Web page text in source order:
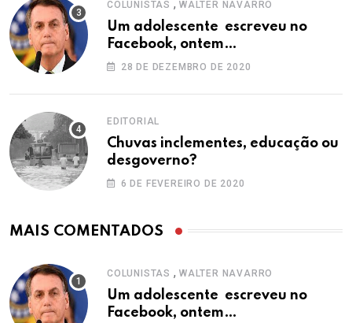
COLUNISTAS , WALTER NAVARRO
Um adolescente escreveu no
Facebook, ontem…
28 DE DEZEMBRO DE 2020
EDITORIAL
Chuvas inclementes, educação ou
desgoverno?
6 DE FEVEREIRO DE 2020
MAIS COMENTADOS
COLUNISTAS , WALTER NAVARRO
Um adolescente escreveu no
Facebook, ontem…